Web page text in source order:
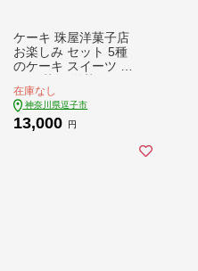
ケーキ 珠屋洋菓子店
お楽しみ セット 5種
のケーキ スイーツ 菓
ート ロールケーキ カ
ットケーキ
在庫なし
神奈川県逗子市
13,000 円